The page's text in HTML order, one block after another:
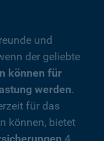
und
der geliebte
können für
werden.
für das
können, bietet